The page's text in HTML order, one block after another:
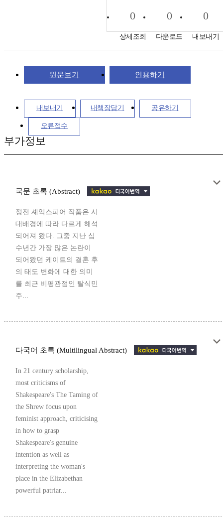
0
상세조회
0
다운로드
0
내보내기
원문보기 인용하기
내보내기 내책장담기 공유하기
오류접수
부가정보
국문 초록 (Abstract)
정전 셰익스피어 작품은 시
대배경에 따라 다르게 해석
되어져 왔다. 그중 지난 십
수년간 가장 많은 논란이
되어왔던 케이트의 결혼 후
의 태도 변화에 대한 의미
를 최근 비평관점인 탈식민
주...
다국어 초록 (Multilingual Abstract)
In 21 century scholarship,
most criticisms of
Shakespeare's The Taming of
the Shrew focus upon
feminist approach, criticising
in how to grasp
Shakespeare's genuine
intention as well as
interpreting the woman's
place in the Elizabethan
powerful patriar...